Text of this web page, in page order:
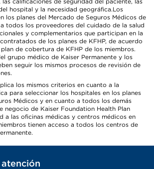
hospital y la necesidad geográfica.Los
los planes del Mercado de Seguros Médicos de
todos los proveedores del cuidado de la salud
y complementarios que participan en la
de los planes de KFHP, de acuerdo
de cobertura de KFHP de los miembros.
grupo médico de Kaiser Permanente y los
seguir los mismos procesos de revisión de
los mismos criterios en cuanto a la
para seleccionar los hospitales en los planes
Médicos y en cuanto a todos los demás
negocio de Kaiser Foundation Health Plan
a las oficinas médicas y centros médicos en
tienen acceso a todos los centros de